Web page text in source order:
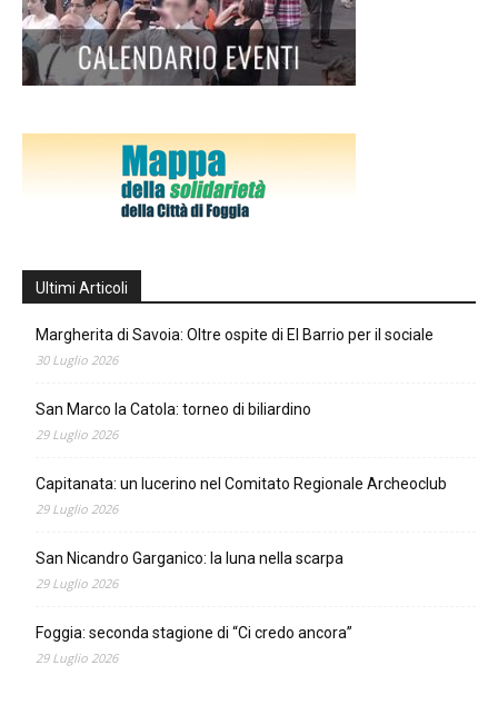
Ultimi Articoli
Margherita di Savoia: Oltre ospite di El Barrio per il sociale
30 Luglio 2026
San Marco la Catola: torneo di biliardino
29 Luglio 2026
Capitanata: un lucerino nel Comitato Regionale Archeoclub
29 Luglio 2026
San Nicandro Garganico: la luna nella scarpa
29 Luglio 2026
Foggia: seconda stagione di “Ci credo ancora”
29 Luglio 2026